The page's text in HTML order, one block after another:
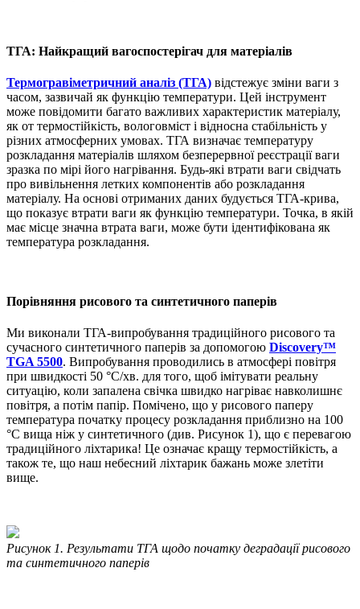
ТГА: Найкращий вагоспостерігач для матеріалів
Термогравіметричний аналіз (ТГА) відстежує зміни ваги з
часом, зазвичай як функцію температури. Цей інструмент
може повідомити багато важливих характеристик матеріалу,
як от термостійкість, вологовміст і відносна стабільність у
різних атмосферних умовах. ТГА визначає температуру
розкладання матеріалів шляхом безперервної реєстрації ваги
зразка по мірі його нагрівання. Будь-які втрати ваги свідчать
про вивільнення летких компонентів або розкладання
матеріалу. На основі отриманих даних будується ТГА-крива,
що показує втрати ваги як функцію температури. Точка, в якій
має місце значна втрата ваги, може бути ідентифікована як
температура розкладання.
Порівняння рисового та синтетичного паперів
Ми виконали ТГА-випробування традиційного рисового та
сучасного синтетичного паперів за допомогою Discovery™
TGA 5500. Випробування проводились в атмосфері повітря
при швидкості 50 °C/хв. для того, щоб імітувати реальну
ситуацію, коли запалена свічка швидко нагріває навколишнє
повітря, а потім папір. Помічено, що у рисового паперу
температура початку процесу розкладання приблизно на 100
°C вища ніж у синтетичного (див. Рисунок 1), що є перевагою
традиційного ліхтарика! Це означає кращу термостійкість, а
також те, що наш небесний ліхтарик бажань може злетіти
вище.
Рисунок 1. Результати ТГА щодо початку деградації рисового
та синтетичного паперів